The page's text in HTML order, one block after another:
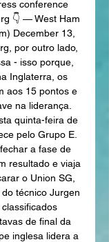
conference
👇 — West Ham
December 13,
por outro lado,
- isso porque,
Inglaterra, os
aos 15 pontos e
na liderança.
quinta-feira de
pelo Grupo E.
a fase de
resultado e viaja
o Union SG,
técnico Jurgen
de final da
inglesa lidera a